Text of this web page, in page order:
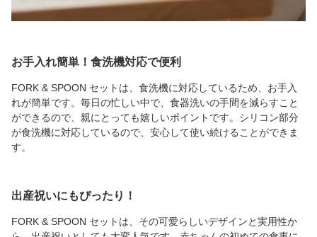
お手入れ簡単！食洗機対応で便利
FORK & SPOON セットは、食洗機に対応しているため、お手入
れが簡単です。毎日の忙しい中で、食器洗いの手間を減らすこと
ができるので、親にとっても嬉しいポイントです。シリコン部分
が食洗機に対応しているので、安心して使い続けることができま
す。
出産祝いにもぴったり！
FORK & SPOON セットは、その可愛らしいデザインと実用性か